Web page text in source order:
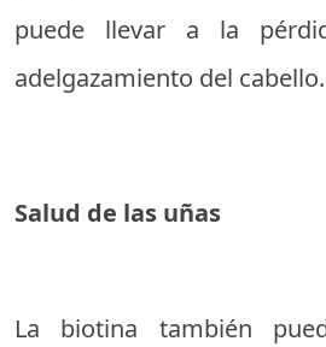
puede llevar a la
adelgazamiento del cabello.
Salud de las uñas
La biotina también